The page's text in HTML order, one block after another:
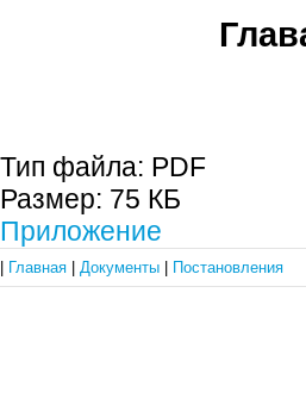
Тип файла: PDF
Размер: 75 КБ
Приложение
Главная Документы Постановления